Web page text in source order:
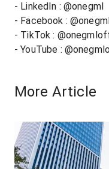
- LinkedIn : @onegml
- Facebook :
- TikTok :
- YouTube :
More Article